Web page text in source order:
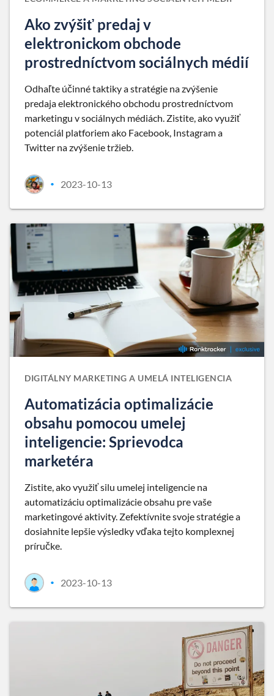
Ako zvýšiť predaj v
elektronickom obchode
prostredníctvom sociálnych médií
Odhaľte účinné taktiky a stratégie na zvýšenie
predaja elektronického obchodu prostredníctvom
marketingu v sociálnych médiách. Zistite, ako využiť
potenciál platforiem ako Facebook, Instagram a
Twitter na zvýšenie tržieb.
• 2023-10-13
DIGITÁLNY MARKETING A UMELÁ INTELIGENCIA
Automatizácia optimalizácie
obsahu pomocou umelej
inteligencie: Sprievodca
marketéra
Zistite, ako využiť silu umelej inteligencie na
automatizáciu optimalizácie obsahu pre vaše
marketingové aktivity. Zefektívnite svoje stratégie a
dosiahnite lepšie výsledky vďaka tejto komplexnej
príručke.
• 2023-10-13